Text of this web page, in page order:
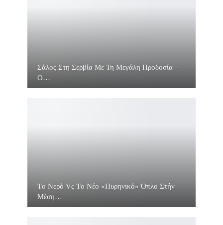
Σάλος Στη Σερβία Με Τη Μεγάλη Προδοσία –
O…
Τo Νερό Vς Τo Νέο «πυρηνικό» Όπλο Στήν
Μέση…